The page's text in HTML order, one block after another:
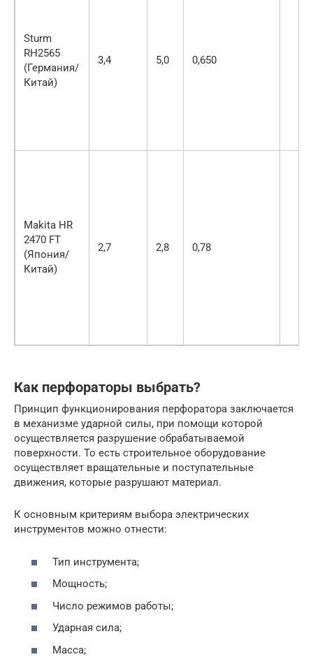
Sturm
RH2565
(Германия/
Китай)
3,4 5,0 0,650
Makita HR
2470 FT
(Япония/
Китай)
2,7 2,8 0,78
Как перфораторы выбрать?
Принцип функционирования перфоратора заключается
в механизме ударной силы, при помощи которой
осуществляется разрушение обрабатываемой
поверхности. То есть строительное оборудование
осуществляет вращательные и поступательные
движения, которые разрушают материал.
К основным критериям выбора электрических
инструментов можно отнести:
Тип инструмента;
Мощность;
Число режимов работы;
Ударная сила;
Масса;